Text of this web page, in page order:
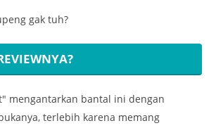
gak tuh?
mengantarkan bantal ini dengan
terlebih karena memang